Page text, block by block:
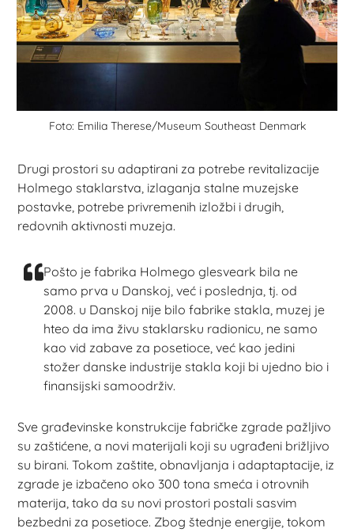
Foto: Emilia Therese/Museum Southeast Denmark
Drugi prostori su adaptirani za potrebe revitalizacije
Holmego staklarstva, izlaganja stalne muzejske
postavke, potrebe privremenih izložbi i drugih,
redovnih aktivnosti muzeja.
Pošto je fabrika Holmego glesveark bila ne
samo prva u Danskoj, već i poslednja, tj. od
2008. u Danskoj nije bilo fabrike stakla, muzej je
hteo da ima živu staklarsku radionicu, ne samo
kao vid zabave za posetioce, već kao jedini
stožer danske industrije stakla koji bi ujedno bio i
finansijski samoodrživ.
Sve građevinske konstrukcije fabričke zgrade pažljivo
su zaštićene, a novi materijali koji su ugrađeni brižljivo
su birani. Tokom zaštite, obnavljanja i adaptaptacije, iz
zgrade je izbačeno oko 300 tona smeća i otrovnih
materija, tako da su novi prostori postali sasvim
bezbedni za posetioce. Zbog štednje energije, tokom